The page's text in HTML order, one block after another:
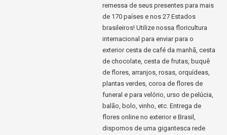
remessa de seus presentes para mais
de 170 países e nos 27 Estados
brasileiros! Utilize nossa floricultura
internacional para enviar para o
exterior cesta de café da manhã, cesta
de chocolate, cesta de frutas, buquê
de flores, arranjos, rosas, orquídeas,
plantas verdes, coroa de flores de
funeral e para velório, urso de pelúcia,
balão, bolo, vinho, etc. Entrega de
flores online no exterior e Brasil,
dispomos de uma gigantesca rede